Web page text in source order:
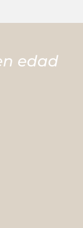
edad